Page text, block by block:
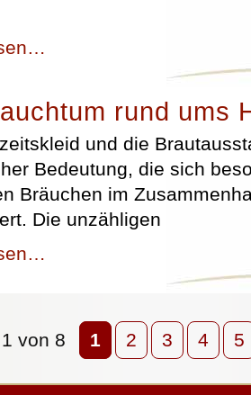
rund ums
und die
Bedeutung, die sich
Bräuchen im
Die unzähligen
von 8 1 2 3 4 5